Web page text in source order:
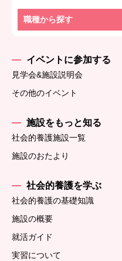
職種から探す
イベントに参加する
見学会&施設説明会
その他のイベント
施設をもっと知る
社会的養護施設一覧
施設のおたより
社会的養護を学ぶ
社会的養護の基礎知識
施設の概要
就活ガイド
実習について